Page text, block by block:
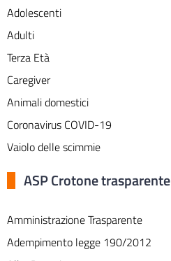
Adolescenti
Adulti
Terza Età
Caregiver
Animali domestici
Coronavirus COVID-19
Vaiolo delle scimmie
ASP Crotone trasparente
Amministrazione Trasparente
Adempimento legge 190/2012